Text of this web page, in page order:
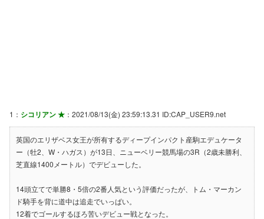
1： シコリアン ★ ：2021/08/13(金) 23:59:13.31 ID:CAP_USER9.net
英国のエリザベス女王が所有するディープインパクト産駒エデュケータ
ー（牡2、W・ハガス）が13日、ニューベリー競馬場の3R（2歳未勝利、
芝直線1400メートル）でデビューした。
14頭立てで単勝8・5倍の2番人気という評価だったが、トム・マーカン
ド騎手を背に道中は追走でいっぱい。
12着でゴールするほろ苦いデビュー戦となった。